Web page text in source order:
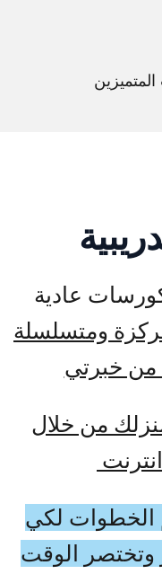
عادية
ومتسلسلة
من خبرتي
من خلال
الخطوات لكي
وتختصر الوقت